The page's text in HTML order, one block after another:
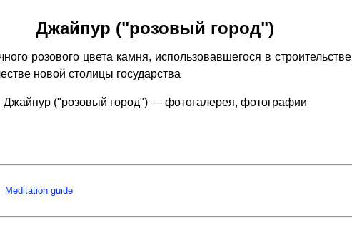
Джайпур ("розовый город")
розового цвета камня, использовавшегося в
новой столицы государства
Джайпур ("розовый город") — фотогалерея, фотографии
Meditation guide